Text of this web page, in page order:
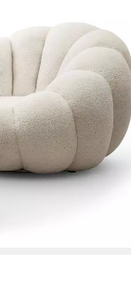
Relaxsessel
Drehsessel